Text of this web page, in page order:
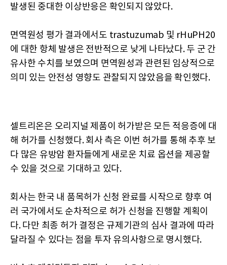
발생된 중대한 이상반응은 확인되지 않았다.
면역원성 평가 결과에서도 trastuzumab 및 rHuPH20
에 대한 항체 발생은 전반적으로 낮게 나타났다. 두 군 간
유사한 수치를 보였으며 면역원성과 관련된 임상적으로
의미 있는 안전성 영향도 관찰되지 않았음을 확인했다.
셀트리온은 오리지널 제품이 허가받은 모든 적응증에 대
해 허가를 신청했다. 회사 측은 이번 허가를 통해 추후 보
다 많은 유방암 환자들에게 새로운 치료 옵션을 제공할
수 있을 것으로 기대하고 있다.
회사는 한국 내 품목허가 신청 완료를 시작으로 향후 여
러 국가에서도 순차적으로 허가 신청을 진행할 계획이
다. 다만 최종 허가 결정은 규제기관의 심사 결과에 따라
달라질 수 있다는 점을 투자 유의사항으로 명시했다.